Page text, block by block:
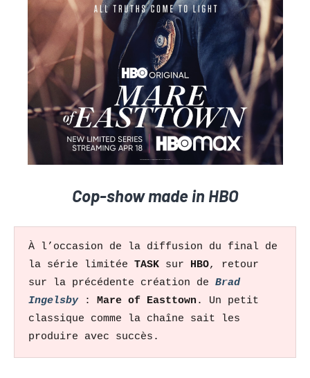
Cop-show made in HBO
À l’occasion de la diffusion du final de
la série limitée TASK sur HBO, retour
sur la précédente création de Brad
Ingelsby
: Mare of Easttown . Un petit
classique comme la chaîne sait les
produire avec succès.